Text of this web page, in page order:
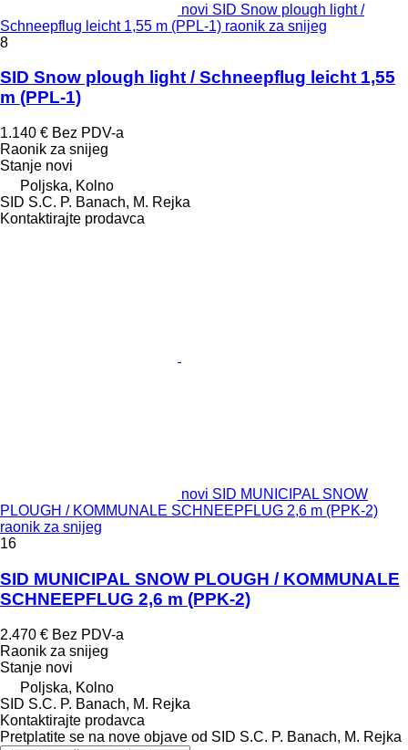
novi SID Snow plough light /
Schneepflug leicht 1,55 m (PPL-1) raonik za snijeg
8
SID Snow plough light / Schneepflug leicht 1,55
m (PPL-1)
1.140 € Bez PDV-a
Raonik za snijeg
Stanje novi
Poljska, Kolno
SID S.C. P. Banach, M. Rejka
Kontaktirajte prodavca
novi SID MUNICIPAL SNOW
PLOUGH / KOMMUNALE SCHNEEPFLUG 2,6 m (PPK-2)
raonik za snijeg
16
SID MUNICIPAL SNOW PLOUGH / KOMMUNALE
SCHNEEPFLUG 2,6 m (PPK-2)
2.470 € Bez PDV-a
Raonik za snijeg
Stanje novi
Poljska, Kolno
SID S.C. P. Banach, M. Rejka
Kontaktirajte prodavca
Pretplatite se na nove objave od SID S.C. P. Banach, M. Rejka